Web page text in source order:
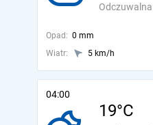
Odczuwalna
Opad: 0 mm
Wiatr:
5 km/h
04:00
19°C